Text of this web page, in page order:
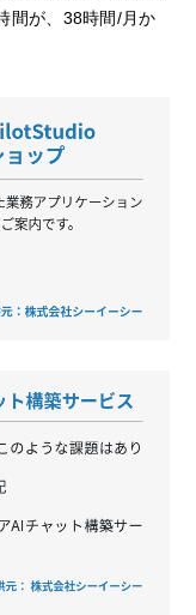
間が、38時間/月か